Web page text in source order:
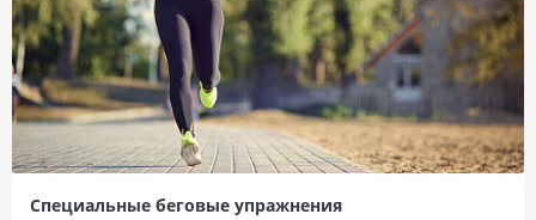
Специальные беговые упражнения